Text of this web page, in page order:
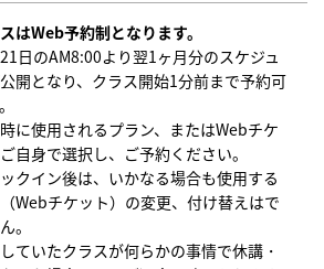
はWeb予約制となります。
21日のAM8:00より翌1ヶ月分のスケジュ
開となり、クラス開始1分前まで予約可
時に使用されるプラン、またはWebチケ
自身で選択し、ご予約ください。
クイン後は、いかなる場合も使用する
Webチケット）の変更、付け替えはで
。
していたクラスが何らかの事情で休講・